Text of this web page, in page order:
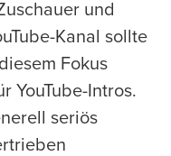
und
Kanal sollte
Fokus
YouTube-Intros.
seriös